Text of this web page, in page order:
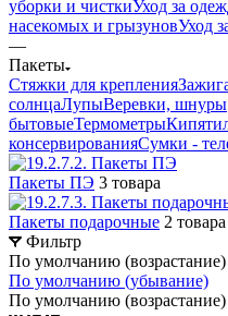
уборки и чисткиУход за
насекомых и грызуновУход
—
Пакеты
Стяжки для крепления
солнцаЛупыВеревки, шнуры
бытовыеТермометры
консервированияСумки -
Пакеты ПЭ 3 товара
Пакеты подарочные 2 товара
Фильтр
По умолчанию (возрастание)
По умолчанию (убывание)
По умолчанию (возрастание)